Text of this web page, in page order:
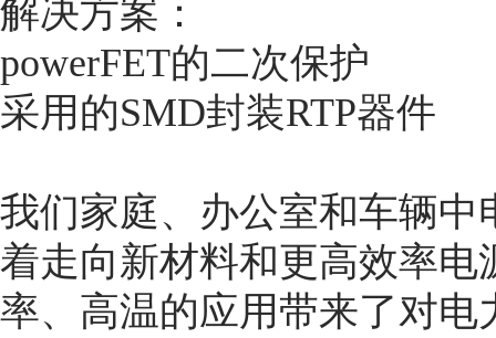
解决方案：
powerFET的二次保护
采用的SMD封装RTP器件
我们家庭、办公室和车辆
着走向新材料和更高效率
率、高温的应用带来了对